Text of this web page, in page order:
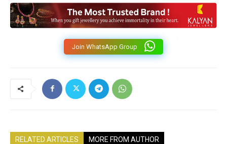
Join WhatsApp Group
RELATED ARTICLES MORE FROM AUTHOR